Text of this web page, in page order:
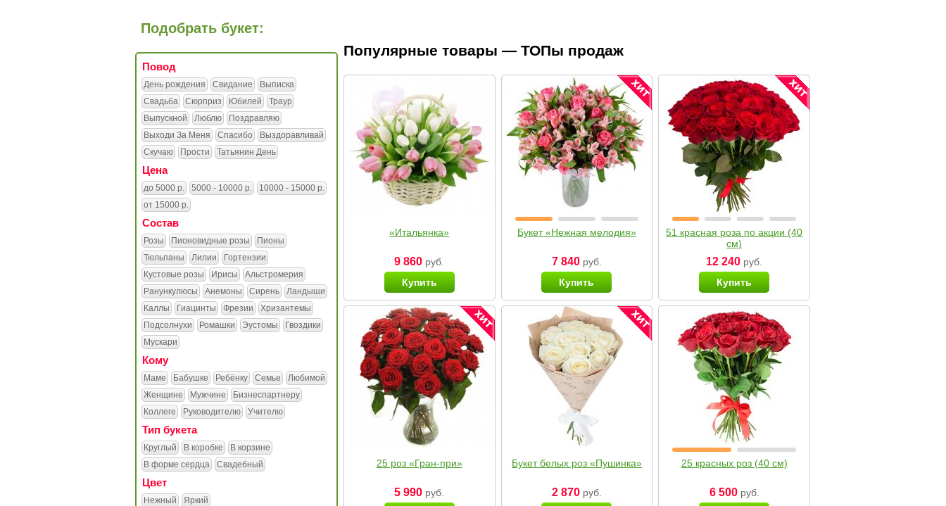
Подобрать букет:
Повод
День рождения Свидание
Выписка
Свадьба
Сюрприз Юбилей
Траур
Выпускной
Люблю
Поздравляю
Выходи За Меня
Спасибо
Выздоравливай
Скучаю
Прости Татьянин День
Цена
до 5000 р. 5000 - 10000 р.
10000 - 15000 р.
от 15000 р.
Состав
Розы Пионовидные розы
Пионы
Тюльпаны
Лилии
Гортензии
Кустовые розы
Ирисы
Альстромерия
Ранункулюсы
Анемоны Сирень
Ландыши
Каллы
Гиацинты Фрезии
Хризантемы
Подсолнухи
Ромашки Эустомы
Гвоздики
Мускари
Кому
Маме Бабушке Ребёнку Семье
Любимой
Женщине
Мужчине
Бизнеспартнеру
Коллеге
Руководителю Учителю
Тип букета
Круглый В коробке
В корзине
В форме сердца
Свадебный
Цвет
Нежный Яркий
Популярные товары — ТОПы продаж
«Итальянка»
9 860 руб.
Купить
Букет «Нежная мелодия»
7 840руб.
Купить
51 красная роза по акции (40
см)
12 240 руб.
Купить
25 роз «Гран-при»
5 990 руб.
Букет белых роз «Пушинка»
2 870руб.
25 красных роз (40 см)
6 500руб.